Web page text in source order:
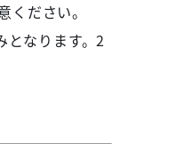
ださい。
なります。2